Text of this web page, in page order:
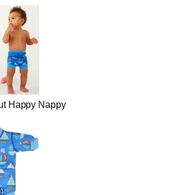
Happy Nappy